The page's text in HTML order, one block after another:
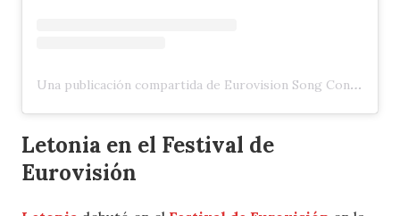
Una publicación compartida de Eurovision Song Contest (@eurovision)
Letonia en el Festival de
Eurovisión